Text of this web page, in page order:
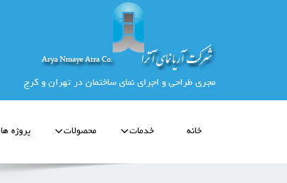
مجری طراحی و اجرای نمای ساختمان در تهران و کرج
خانه خدمات محصولات پروژه ها